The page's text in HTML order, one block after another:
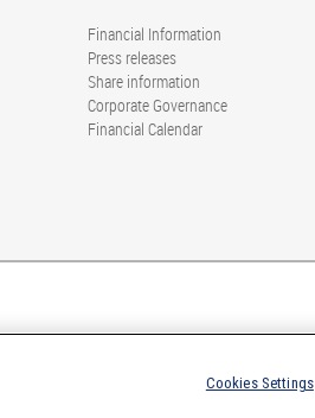
Financial Information
Press releases
Share information
Corporate Governance
Financial Calendar
Cookies Settings